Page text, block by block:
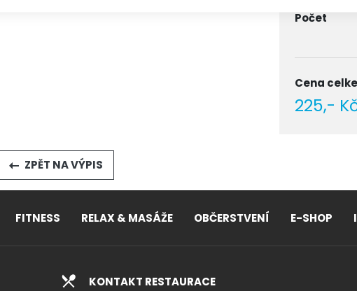
Počet
Cena
225,-
ZPĚT NA VÝPIS
FITNESS RELAX & MASÁŽE OBČERSTVENÍ E-SHOP
KONTAKT RESTAURACE